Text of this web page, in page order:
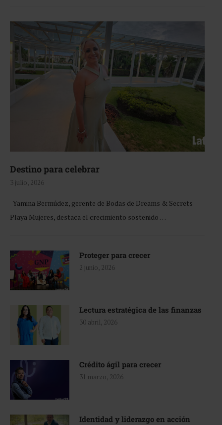
Destino para celebrar
3 julio, 2026
Yamina Bermúdez, gerente de Bodas de Dreams & Secrets
Playa Mujeres, destaca el crecimiento sostenido …
Proteger para crecer
2 junio, 2026
Lectura estratégica de las finanzas
30 abril, 2026
Crédito ágil para crecer
31 marzo, 2026
Identidad y liderazgo en acción